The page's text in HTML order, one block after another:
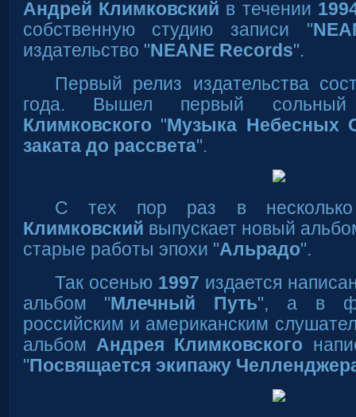
Андрей Климковский в течении
собственную студию записи "
издательство "NEANE Records".
Первый релиз издательства
года. Вышел первый
Климковского "Музыка Небесных
заката до рассвета".
С тех пор раз в
Климковский выпускает новый
старые работы эпохи "Альрадо".
Так осенью 1997 издается
альбом "Млечный Путь", а в
российским и американским
альбом Андрея Климковского
"Посвящается экипажу